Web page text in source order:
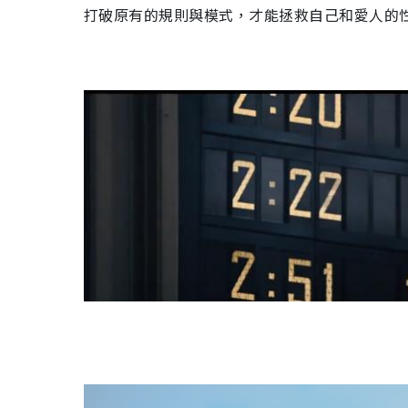
打破原有的規則與模式，才能拯救自己和愛人的